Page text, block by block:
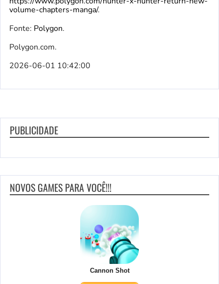
volume-chapters-manga/.
Fonte: Polygon.
Polygon.com.
2026-06-01 10:42:00
PUBLICIDADE
NOVOS GAMES PARA VOCÊ!!!
Cannon Shot